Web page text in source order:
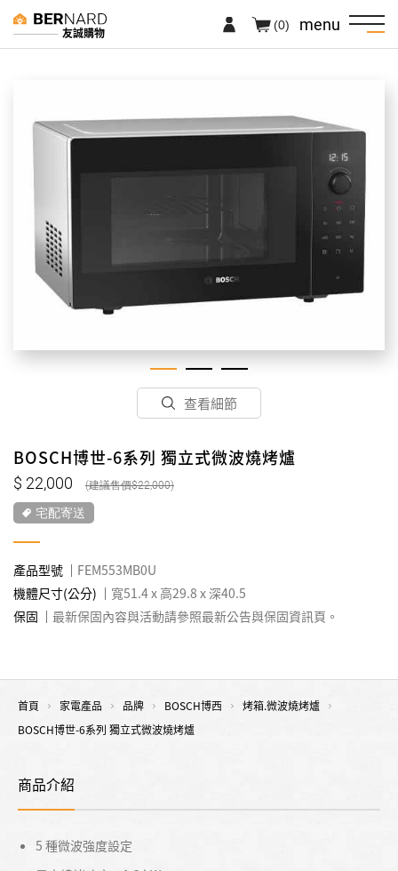
友誠購物 menu
(0)
查看細節
BOSCH博世-6系列 獨立式微波燒烤爐
22,000 22,000
宅配寄送
產品型號
FEM553MB0U
機體尺寸(公分)
寬51.4 x 高29.8 x 深40.5
保固
最新保固內容與活動請參照最新公告與保固資訊頁。
首頁 家電產品 品牌 BOSCH博西
烤箱.微波燒烤爐
BOSCH博世-6系列 獨立式微波燒烤爐
商品介紹
5 種微波強度設定